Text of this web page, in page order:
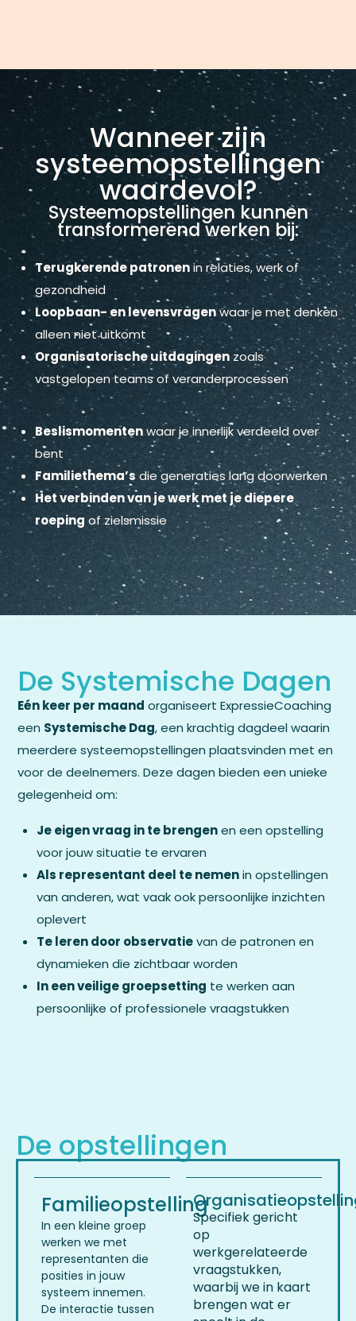
Wanneer zijn
systeemopstellingen
waardevol?
Systeemopstellingen kunnen
transformerend werken bij:
Terugkerende patronenin relaties, werk of
gezondheid
Loopbaan- en levensvragenwaar je met denken
alleen niet uitkomt
Organisatorische uitdagingenzoals
vastgelopen teams of veranderprocessen
Beslismomentenwaar je innerlijk verdeeld over
bent
Familiethema’s die generaties lang doorwerken
Het verbinden van je werk met je diepere
roeping of zielsmissie
De Systemische Dagen
Eén keer per maand organiseert ExpressieCoaching
een Systemische Dag, een krachtig dagdeel waarin
meerdere systeemopstellingen plaatsvinden met en
voor de deelnemers. Deze dagen bieden een unieke
gelegenheid om:
Je eigen vraag in te brengenen een opstelling
voor jouw situatie te ervaren
Als representant deel te nemenin opstellingen
van anderen, wat vaak ook persoonlijke inzichten
oplevert
Te leren door observatievan de patronen en
dynamieken die zichtbaar worden
In een veilige groepsetting te werken aan
persoonlijke of professionele vraagstukken
De opstellingen
Familieopstelling
In een kleine groep
werken we met
representanten die
posities in jouw
systeem innemen.
De interactie tussen
Specifiek gericht
op
werkgerelateerde
vraagstukken,
waarbij we in kaart
brengen wat er